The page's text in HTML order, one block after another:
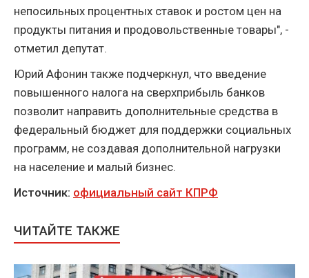
непосильных процентных ставок и ростом цен на
продукты питания и продовольственные товары", -
отметил депутат.
Юрий Афонин также подчеркнул, что введение
повышенного налога на сверхприбыль банков
позволит направить дополнительные средства в
федеральный бюджет для поддержки социальных
программ, не создавая дополнительной нагрузки
на население и малый бизнес.
Источник: официальный сайт КПРФ
ЧИТАЙТЕ ТАКЖЕ